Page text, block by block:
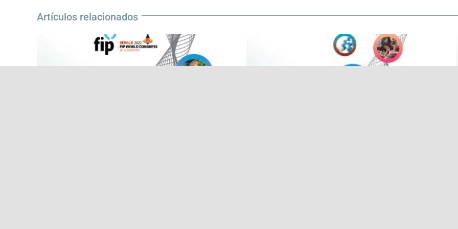
Artículos relacionados